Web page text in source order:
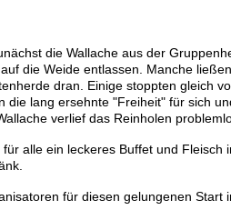
die Wallache aus der
die Weide entlassen. Manche
dran. Einige stoppten gleich
die lang ersehnte "Freiheit" für sich
verlief das Reinholen
für alle ein leckeres Buffet und
für diesen gelungenen Start